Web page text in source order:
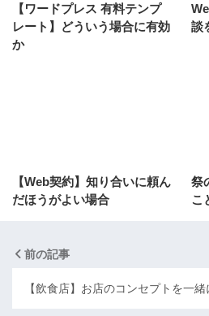
【ワードプレス 有料テンプ
レート】どういう場合に有効
か
談
【Web契約】知り合いに頼ん
だほうがよい場合
祭
こ
前の記事
【飲食店】お店のコンセプトを一